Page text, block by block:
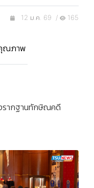
12 ม.ค. 69 / 165
ณภาพ
รากฐานทักษิณคดี